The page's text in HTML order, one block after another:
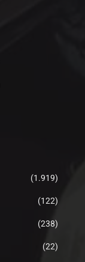
(1.919)
(122)
(238)
(22)